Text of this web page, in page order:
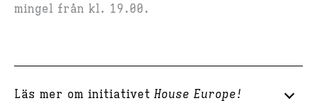
mingel från kl. 19.00.
Läs mer om initiativetHouse Europe!